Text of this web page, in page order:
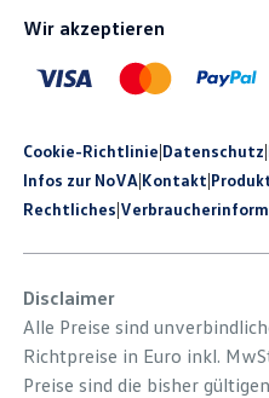
Wir akzeptieren
Cookie-Richtlinie|Datenschutz|
Infos zur NoVA|Kontakt|
Rechtliches|
Disclaimer
Alle Preise sind
Richtpreise in Euro inkl.
Preise sind die bisher